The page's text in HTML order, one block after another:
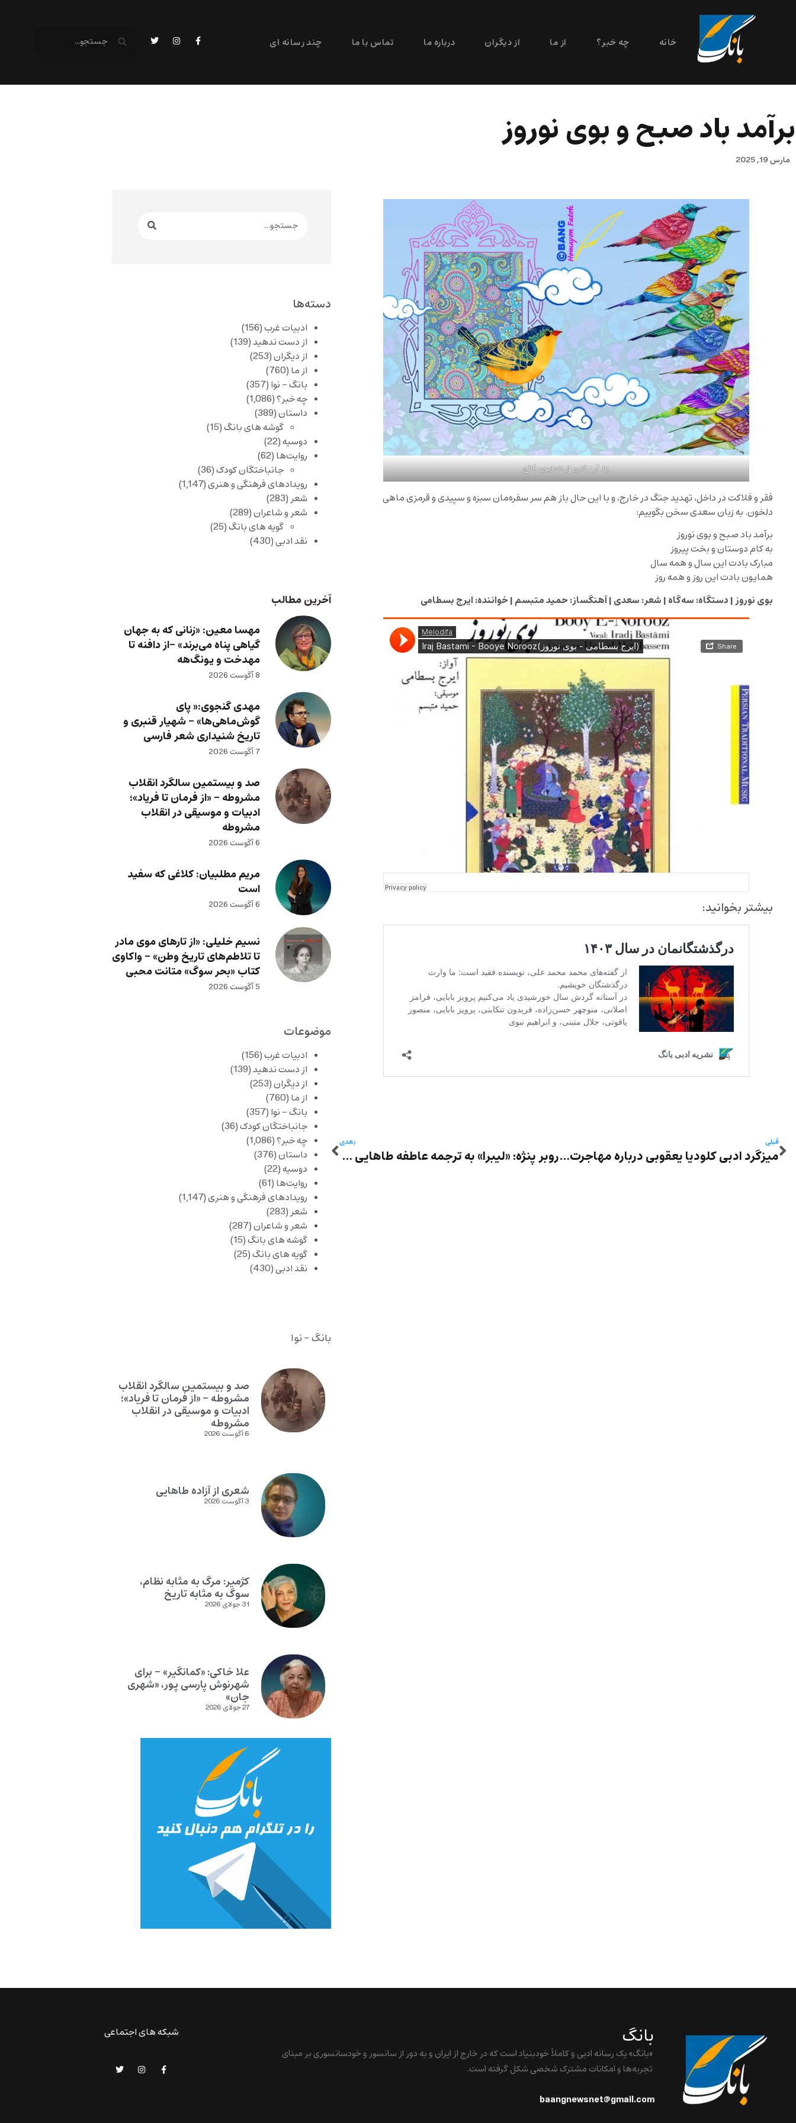
خانه چه خبر؟ از ما از دیگران درباره ما تماس با ما چند رسانه ای
برآمد باد صبح و بوی نوروز
مارس 19, 2025
یاد آر – کاری از همایون فاتح
فقر و فلاکت در داخل، تهدید جنگ در خارج، و با این حال باز هم سر سفره‌مان سبزه و سپیدی و قرمزی ماهی
دلخون. به زبان سعدی سخن بگوییم:
برآمد باد صبح و بوی نوروز
به کام دوستان و بخت پیروز
مبارک بادت این سال و همه سال
همایون بادت این روز و همه روز
بوی نوروز | دستگاه: سه‌گاه | شعر: سعدی | آهنگساز: حمید متبسم | خواننده: ایرج بسطامی
بیشتر بخوانید:
قبلی
میزگرد ادبی کلودیا یعقوبی درباره مهاجرت و جنسیت بر اساس داستانی از باهار مومنی
بعدی
روبر پنژه: «لیبرا» به ترجمه عاطفه طاهایی – بخش پانزدهم
دسته‌ها
ادبیات غرب(156)
از دست ندهید(139)
از دیگران(253)
از ما (760)
بانگ – نوا (357)
چه خبر؟(1,086)
داستان(389)
گوشه های بانگ(15)
دوسیه(22)
روایت‌ها (62)
جانباختگان کودک(36)
رویدادهای فرهنگی و هنری(1,147)
شعر(283)
شعر و شاعران(289)
گویه های بانگ(25)
نقد ادبی(430)
آخرین مطالب
مهسا معین: «زنانی که به جهان
گیاهی پناه می‌برند» -از دافنه تا
مهدخت و یونگ‌هه
8 آگوست 2026
مهدی گنجوی:« پای
گوش‌ماهی‌ها» – شهیار قنبری و
تاریخ شنیداری شعر فارسی
7 آگوست 2026
صد و بیستمین سالگرد انقلاب
مشروطه – «از فرمان تا فریاد»؛
ادبیات و موسیقی در انقلاب
مشروطه
6 آگوست 2026
مریم مطلبیان: کلاغی که سفید
است
6 آگوست 2026
نسیم خلیلی: «از تارهای موی مادر
تا تلاطم‌های تاریخ وطن» – واکاوی
کتاب «بحر سوگ» متانت محبی
5 آگوست 2026
موضوعات
ادبیات غرب(156)
از دست ندهید(139)
از دیگران(253)
از ما (760)
بانگ – نوا (357)
جانباختگان کودک(36)
چه خبر؟(1,086)
داستان(376)
دوسیه(22)
روایت‌ها (61)
رویدادهای فرهنگی و هنری(1,147)
شعر (283)
شعر و شاعران(287)
گوشه های بانگ(15)
گویه های بانگ(25)
نقد ادبی(430)
بانگ - نوا
صد و بیستمین سالگرد انقلاب
مشروطه – «از فرمان تا فریاد»؛
ادبیات و موسیقی در انقلاب
مشروطه
6 آگوست 2026
شعری از آزاده طاهایی
3 آگوست 2026
کژمیر: مرگ به مثابه نظام،
سوگ به مثابه تاریخ
31 جولای 2026
علا خاکی: «کمانگیر» – برای
شهرنوش پارسی پور، «شهری
جان»
27 جولای 2026
بانگ
«بانگ» یک رسانه ادبی و کاملاً خودبنیاد است که در خارج از ایران و به دور از سانسور و خودسانسوری بر مبنای
تجربه‌ها و امکانات مشترک شخصی شکل گرفته است.
baangnewsnet@gmail.com
شبکه های اجتماعی